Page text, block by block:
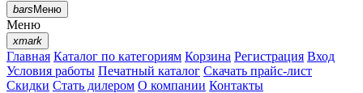
barsМеню
Меню
xmark
Главная Каталог по категориям Корзина Регистрация Вход
Условия работы Печатный каталог Скачать прайс-лист
Скидки Стать дилером О компании Контакты